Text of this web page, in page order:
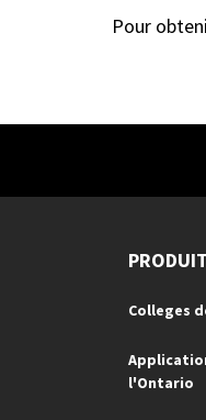
Pour
Colleges
l'Ontario